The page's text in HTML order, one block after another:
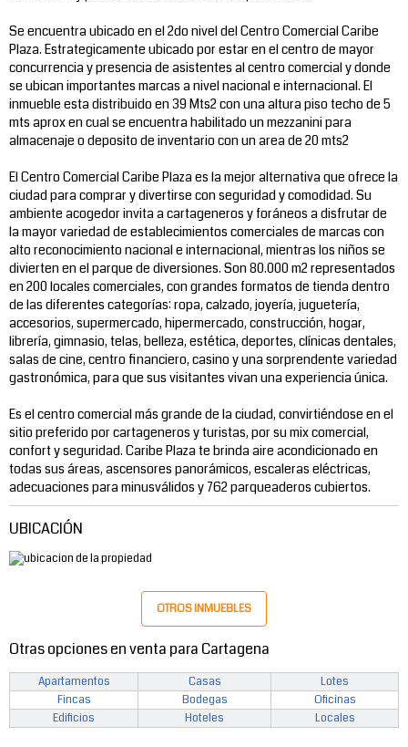
Se encuentra ubicado en el 2do nivel del Centro Comercial Caribe
Plaza. Estrategicamente ubicado por estar en el centro de mayor
concurrencia y presencia de asistentes al centro comercial y donde
se ubican importantes marcas a nivel nacional e internacional. El
inmueble esta distribuido en 39 Mts2 con una altura piso techo de 5
mts aprox en cual se encuentra habilitado un mezzanini para
almacenaje o deposito de inventario con un area de 20 mts2
El Centro Comercial Caribe Plaza es la mejor alternativa que ofrece la
ciudad para comprar y divertirse con seguridad y comodidad. Su
ambiente acogedor invita a cartageneros y foráneos a disfrutar de
la mayor variedad de establecimientos comerciales de marcas con
alto reconocimiento nacional e internacional, mientras los niños se
divierten en el parque de diversiones. Son 80.000 m2 representados
en 200 locales comerciales, con grandes formatos de tienda dentro
de las diferentes categorías: ropa, calzado, joyería, juguetería,
accesorios, supermercado, hipermercado, construcción, hogar,
librería, gimnasio, telas, belleza, estética, deportes, clínicas dentales,
salas de cine, centro financiero, casino y una sorprendente variedad
gastronómica, para que sus visitantes vivan una experiencia única.
Es el centro comercial más grande de la ciudad, convirtiéndose en el
sitio preferido por cartageneros y turistas, por su mix comercial,
confort y seguridad. Caribe Plaza te brinda aire acondicionado en
todas sus áreas, ascensores panorámicos, escaleras eléctricas,
adecuaciones para minusválidos y 762 parqueaderos cubiertos.
UBICACIÓN
OTROS INMUEBLES
Otras opciones en venta para Cartagena
Apartamentos Casas
Lotes
Fincas
Bodegas
Oficinas
Edificios
Hoteles Locales